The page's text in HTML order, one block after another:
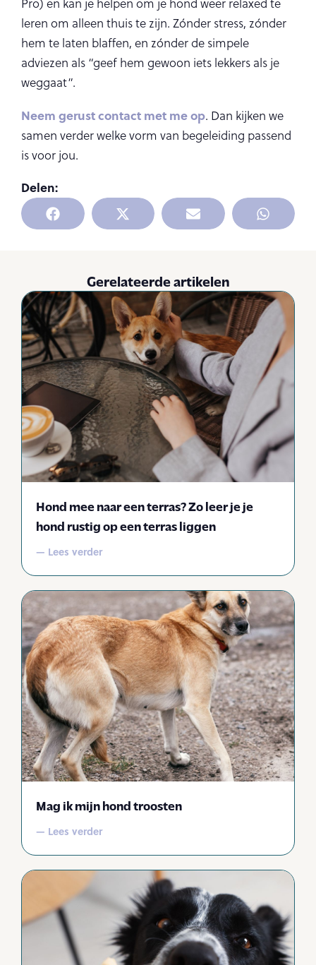
Delen:
Pro) en kan je helpen om je hond weer relaxed te
leren om alleen thuis te zijn. Zónder stress, zónder
hem te laten blaffen, en zónder de simpele
adviezen als “geef hem gewoon iets lekkers als je
weggaat”.
Neem gerust contact met me op. Dan kijken we
samen verder welke vorm van begeleiding passend
is voor jou.
Gerelateerde artikelen
Hond mee naar een terras? Zo leer je je
hond rustig op een terras liggen
— Lees verder
Mag ik mijn hond troosten
— Lees verder